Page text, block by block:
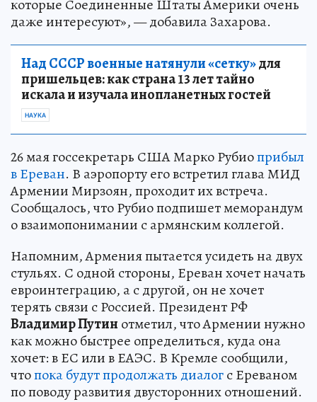
которые Соединенные Штаты Америки очень
даже интересуют», — добавила Захарова.
Над СССР военные натянули «сетку»для
пришельцев: как страна 13 лет тайно
искала и изучала инопланетных гостей
НАУКА
26 мая госсекретарь США Марко Рубиоприбыл
в Ереван. В аэропорту его встретил глава МИД
Армении Мирзоян, проходит их встреча.
Сообщалось, что Рубио подпишет меморандум
о взаимопонимании с армянским коллегой.
Напомним, Армения пытается усидеть на двух
стульях. С одной стороны, Ереван хочет начать
евроинтеграцию, а с другой, он не хочет
терять связи с Россией. Президент РФ
Владимир Путин отметил, что Армении нужно
как можно быстрее определиться, куда она
хочет: в ЕС или в ЕАЭС. В Кремле сообщили,
чтопока будут продолжать диалогс Ереваном
по поводу развития двусторонних отношений.